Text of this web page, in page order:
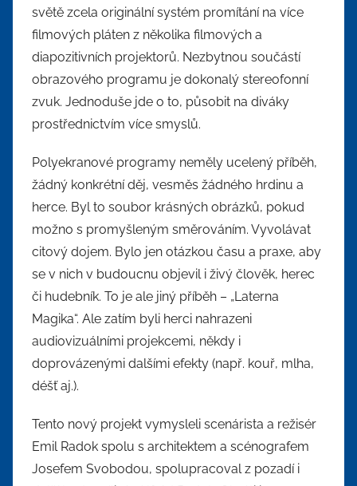
světě zcela originální systém promítání na více
filmových pláten z několika filmových a
diapozitivních projektorů. Nezbytnou součástí
obrazového programu je dokonalý stereofonní
zvuk. Jednoduše jde o to, působit na diváky
prostřednictvím více smyslů.
Polyekranové programy neměly ucelený příběh,
žádný konkrétní děj, vesměs žádného hrdinu a
herce. Byl to soubor krásných obrázků, pokud
možno s promyšleným směrováním. Vyvolávat
citový dojem. Bylo jen otázkou času a praxe, aby
se v nich v budoucnu objevil i živý člověk, herec
či hudebník. To je ale jiný příběh – „Laterna
Magika“. Ale zatím byli herci nahrazeni
audiovizuálními projekcemi, někdy i
doprovázenými dalšími efekty (např. kouř, mlha,
déšť aj.).
Tento nový projekt vymysleli scenárista a režisér
Emil Radok spolu s architektem a scénografem
Josefem Svobodou, spolupracoval z pozadí i